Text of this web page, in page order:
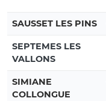
SAUSSET LES PINS
SEPTEMES LES
VALLONS
SIMIANE
COLLONGUE